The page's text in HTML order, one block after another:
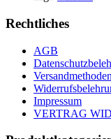
Rechtliches
AGB
Versandmethoden
Impressum
VERTRAG